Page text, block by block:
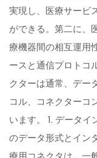
実現し、医療サービ
ができる。第二に、
療機器間の相互運用
ースと通信プロトコ
クターは通常、デー
コル、コネクターコ
います。 1. データ
のデータ形式とイン